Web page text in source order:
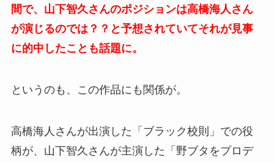
間で、山下智久さんのポジションは高橋海人さん
が演じるのでは？？と予想されていてそれが見事
に的中したことも話題に。
というのも、この作品にも関係が。
高橋海人さんが出演した「ブラック校則」での役
柄が、山下智久さんが主演した「野ブタをプロデ